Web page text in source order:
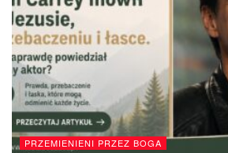
PRZEMIENIENI PRZEZ BOGA